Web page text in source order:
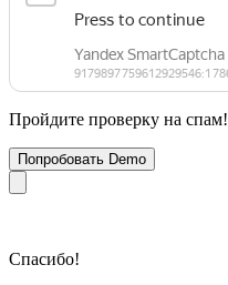
Пройдите проверку на спам!
Попробовать Demo
Спасибо!